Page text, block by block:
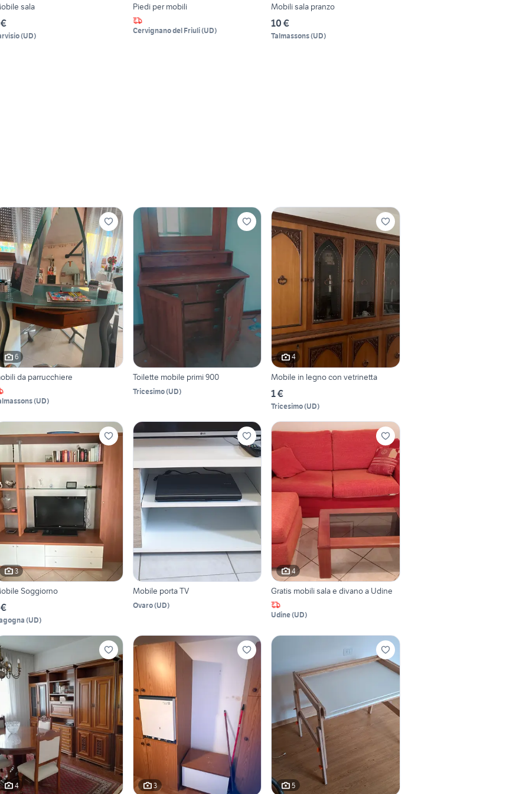
sala
(UD)
Piedi per mobili
Cervignano del Friuli(UD)
Mobili sala pranzo
10 €
Talmassons(UD)
6
da parrucchiere
(UD)
Toilette mobile primi 900
Tricesimo(UD)
4
Mobile in legno con vetrinetta
1 €
Tricesimo(UD)
3
Soggiorno
(UD)
Mobile porta TV
Ovaro(UD)
4
Gratis mobili sala e divano a Udine
Udine(UD)
4 3 5